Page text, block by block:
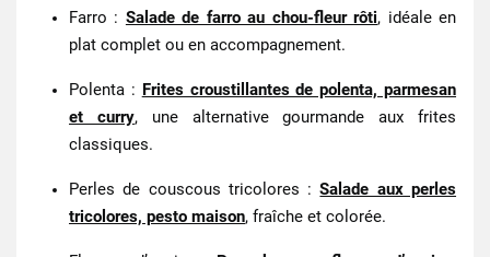
Farro : Salade de farro au chou-fleur rôti, idéale en
plat complet ou en accompagnement.
Polenta : Frites croustillantes de polenta, parmesan
et curry, une alternative gourmande aux frites
classiques.
Perles de couscous tricolores : Salade aux perles
tricolores, pesto maison, fraîche et colorée.